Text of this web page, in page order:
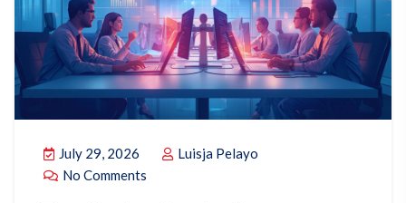
July 29, 2026
Luisja Pelayo
No Comments